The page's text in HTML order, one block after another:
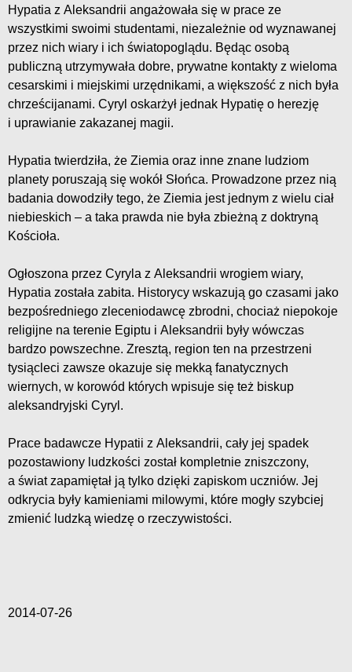
Hypatia z Aleksandrii angażowała się w prace ze
wszystkimi swoimi studentami, niezależnie od wyznawanej
przez nich wiary i ich światopoglądu. Będąc osobą
publiczną utrzymywała dobre, prywatne kontakty z wieloma
cesarskimi i miejskimi urzędnikami, a większość z nich była
chrześcijanami. Cyryl oskarżył jednak Hypatię o herezję
i uprawianie zakazanej magii.
Hypatia twierdziła, że Ziemia oraz inne znane ludziom
planety poruszają się wokół Słońca. Prowadzone przez nią
badania dowodziły tego, że Ziemia jest jednym z wielu ciał
niebieskich – a taka prawda nie była zbieżną z doktryną
Kościoła.
Ogłoszona przez Cyryla z Aleksandrii wrogiem wiary,
Hypatia została zabita. Historycy wskazują go czasami jako
bezpośredniego zleceniodawcę zbrodni, chociaż niepokoje
religijne na terenie Egiptu i Aleksandrii były wówczas
bardzo powszechne. Zresztą, region ten na przestrzeni
tysiącleci zawsze okazuje się mekką fanatycznych
wiernych, w korowód których wpisuje się też biskup
aleksandryjski Cyryl.
Prace badawcze Hypatii z Aleksandrii, cały jej spadek
pozostawiony ludzkości został kompletnie zniszczony,
a świat zapamiętał ją tylko dzięki zapiskom uczniów. Jej
odkrycia były kamieniami milowymi, które mogły szybciej
zmienić ludzką wiedzę o rzeczywistości.
2014-07-26